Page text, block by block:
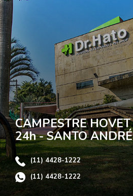
CAMPESTRE HOVET
24h - SANTO ANDRÉ
(11) 4428-1222
(11) 4428-1222